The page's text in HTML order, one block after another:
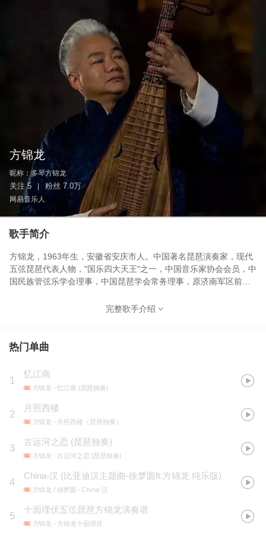
方锦龙
昵称：多琴方锦龙
关注 5 粉丝 7.0万
网易音乐人
歌手简介
方锦龙，1963年生，安徽省安庆市人。中国著名琵琶演奏家，现代
五弦琵琶代表人物，"国乐四大天王"之一，中国音乐家协会会员，中
国民族管弦乐学会理事，中国琵琶学会常务理事，原济南军区前卫
艺术总监，现为广东省艺术研究所"锦龙音乐工作室"艺术总监。
乐团任第一副团长兼珠海女子室内民族乐团艺术总监。2001年筹
族器乐大赛"评委。现为广东省艺术研究所锦龙音乐工作室、"芳华十
八"时尚国乐团艺术总监，并拥有私人乐器收藏之最的"锦龙国乐馆。
1980年以来多次代表省市、国家和军队出访世界各地，先后在海内
外数十个城市举办个人音乐会，并策划指挥了多场民族交响音乐
会。他还拥有个人收藏民族乐器之最的"锦龙国乐馆"。九十年代起，
宽广，被称为当代五弦琵琶的代表人物。 曾获首届中国艺术节金杯
奖，首届省港澳广东音乐大赛第一名。曾先后出访欧洲、亚洲、非
会"、"地球音乐63届日中交流 古乐音乐会"、韩国KBC"乐舞耀光州
音乐会"等国际盛会的演出，并在广州、上海、江苏、湖北、湖南、
香港及日本等地举行过个人琵琶独奏音乐会；策划、指挥多场民族
交响音乐会。 2003年9月，与钢琴演奏家方奕组成"双方出击"组
完整歌手介绍
热门单曲
1
忆江南
方锦龙 - 忆江南 (琵琶独奏)
2
月照西楼
方锦龙 - 月照西楼（琵琶独奏）
3
古运河之恋 (琵琶独奏)
方锦龙 - 古运河之恋 (琵琶独奏)
4
China-汉 (比亚迪汉主题曲-徐梦圆ft.方锦龙 纯乐版)
方锦龙 / 徐梦圆 - China-汉
5
十面埋伏五弦琵琶方锦龙演奏谱
方锦龙 - 方锦龙十面埋伏